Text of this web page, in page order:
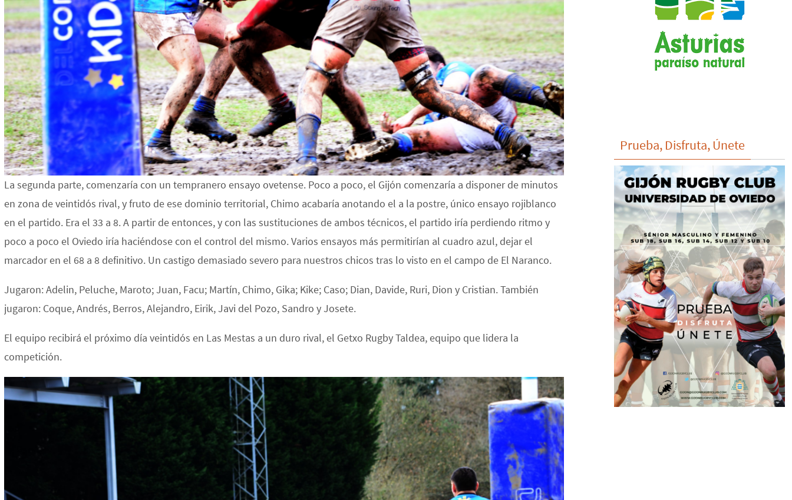
La segunda parte, comenzaría con un tempranero ensayo ovetense. Poco a poco, el Gijón comenzaría a disponer de minutos
en zona de veintidós rival, y fruto de ese dominio territorial, Chimo acabaría anotando el a la postre, único ensayo rojiblanco
en el partido. Era el 33 a 8. A partir de entonces, y con las sustituciones de ambos técnicos, el partido iría perdiendo ritmo y
poco a poco el Oviedo iría haciéndose con el control del mismo. Varios ensayos más permitirían al cuadro azul, dejar el
marcador en el 68 a 8 definitivo. Un castigo demasiado severo para nuestros chicos tras lo visto en el campo de El Naranco.
Jugaron: Adelin, Peluche, Maroto; Juan, Facu; Martín, Chimo, Gika; Kike; Caso; Dian, Davide, Ruri, Dion y Cristian. También
jugaron: Coque, Andrés, Berros, Alejandro, Eirik, Javi del Pozo, Sandro y Josete.
El equipo recibirá el próximo día veintidós en Las Mestas a un duro rival, el Getxo Rugby Taldea, equipo que lidera la
competición.
Prueba, Disfruta, Únete